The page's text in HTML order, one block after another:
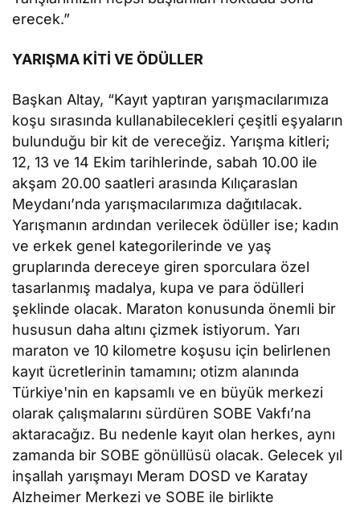
erecek.”
YARIŞMA KİTİ VE ÖDÜLLER
Başkan Altay, “Kayıt yaptıran yarışmacılarımıza
koşu sırasında kullanabilecekleri çeşitli eşyaların
bulunduğu bir kit de vereceğiz. Yarışma kitleri;
12, 13 ve 14 Ekim tarihlerinde, sabah 10.00 ile
akşam 20.00 saatleri arasında Kılıçaraslan
Meydanı’nda yarışmacılarımıza dağıtılacak.
Yarışmanın ardından verilecek ödüller ise; kadın
ve erkek genel kategorilerinde ve yaş
gruplarında dereceye giren sporculara özel
tasarlanmış madalya, kupa ve para ödülleri
şeklinde olacak. Maraton konusunda önemli bir
hususun daha altını çizmek istiyorum. Yarı
maraton ve 10 kilometre koşusu için belirlenen
kayıt ücretlerinin tamamını; otizm alanında
Türkiye'nin en kapsamlı ve en büyük merkezi
olarak çalışmalarını sürdüren SOBE Vakfı’na
aktaracağız. Bu nedenle kayıt olan herkes, aynı
zamanda bir SOBE gönüllüsü olacak. Gelecek yıl
inşallah yarışmayı Meram DOSD ve Karatay
Alzheimer Merkezi ve SOBE ile birlikte